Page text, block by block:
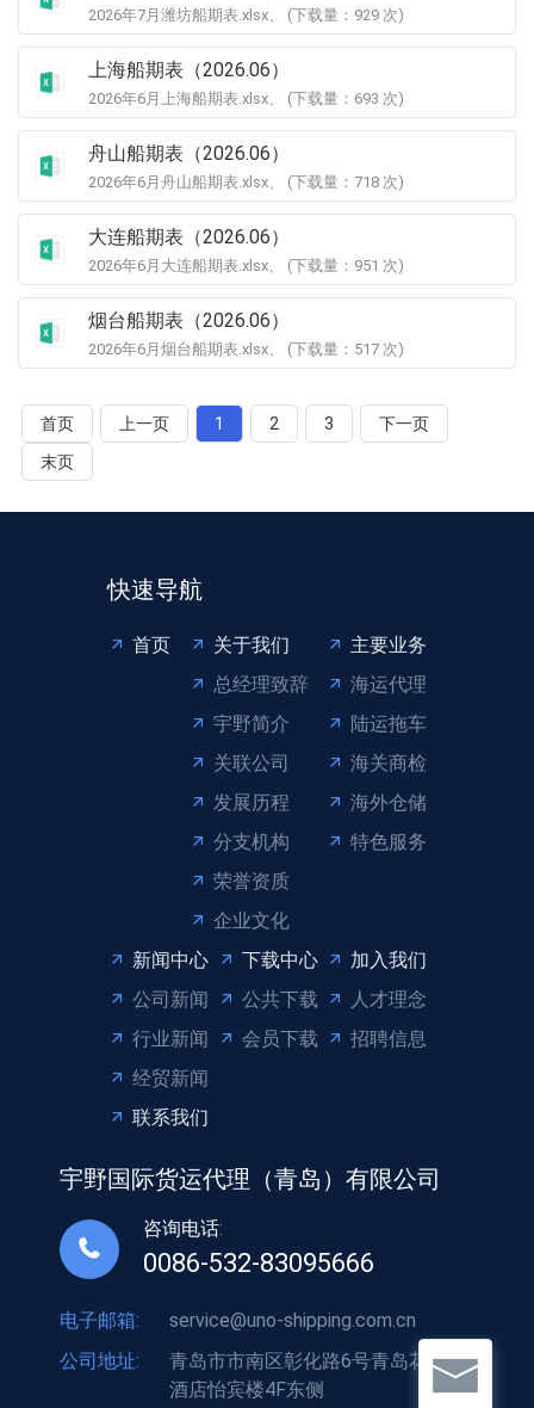
2026年7月潍坊船期表.xlsx、 (下载量： 929 次)
上海船期表（2026.06）
2026年6月上海船期表.xlsx、 (下载量： 693 次)
舟山船期表（2026.06）
2026年6月舟山船期表.xlsx、 (下载量： 718 次)
大连船期表（2026.06）
2026年6月大连船期表.xlsx、 (下载量： 951 次)
烟台船期表（2026.06）
2026年6月烟台船期表.xlsx、 (下载量： 517 次)
首页 上一页 1 2 3
下一页
末页
快速导航
首页
关于我们
总经理致辞
宇野简介
关联公司
发展历程
分支机构
荣誉资质
企业文化
主要业务
海运代理
陆运拖车
海关商检
海外仓储
特色服务
新闻中心
公司新闻
行业新闻
经贸新闻
下载中心
公共下载
会员下载
加入我们
人才理念
招聘信息
联系我们
宇野国际货运代理（青岛）有限公司
咨询电话:
0086-532-83095666
电子邮箱:
service@uno-shipping.com.cn
公司地址:
青岛市市南区彰化路6号青岛花园大
酒店怡宾楼4F东侧